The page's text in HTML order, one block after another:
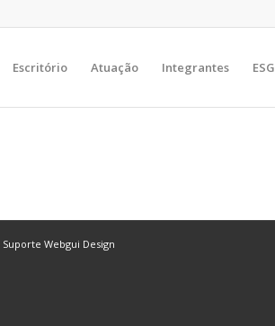
Escritório Atuação Integrantes ESG
Suporte Webgui Design